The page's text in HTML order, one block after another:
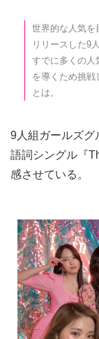
世界的な人気を
リリースした9
すでに多くの人
を導くため挑戦
とは。
9人組ガールズグ
語詞シングル『
感させている。